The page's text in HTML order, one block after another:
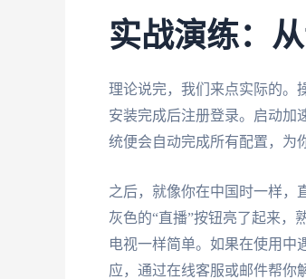
实战演练：
理论说完，我们来点实际的。
安装完成后注册登录。启动加
统便会自动完成所有配置，为
之后，就像你在中国时一样，
灰色的“直播”按钮亮了起来，
电视一样简单。如果在使用中
应，通过在线客服或邮件帮你